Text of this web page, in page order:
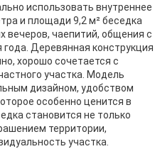
использовать внутреннее
и площади 9,2 м² беседка
вечеров, чаепитий, общения с
Деревянная конструкция
хорошо сочетается с
участка. Модель
дизайном, удобством
особенно ценится в
становится не только
территории,
участка.